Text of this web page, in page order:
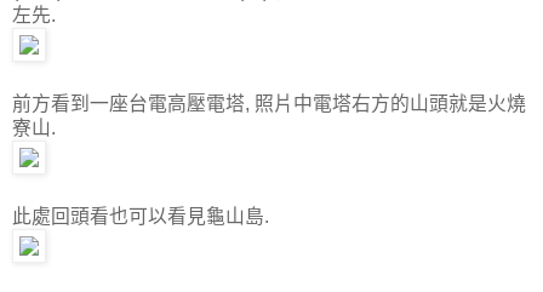
左先.
前方看到一座台電高壓電塔, 照片中電塔右方的山頭就是火燒
寮山.
此處回頭看也可以看見龜山島.